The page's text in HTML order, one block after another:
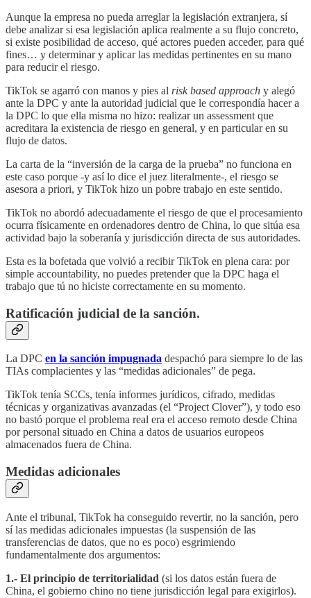
Aunque la empresa no pueda arreglar la legislación extranjera, sí
debe analizar si esa legislación aplica realmente a su flujo concreto,
si existe posibilidad de acceso, qué actores pueden acceder, para qué
fines… y determinar y aplicar las medidas pertinentes en su mano
para reducir el riesgo.
TikTok se agarró con manos y pies al risk based approach y alegó
ante la DPC y ante la autoridad judicial que le correspondía hacer a
la DPC lo que ella misma no hizo: realizar un assessment que
acreditara la existencia de riesgo en general, y en particular en su
flujo de datos.
La carta de la “inversión de la carga de la prueba” no funciona en
este caso porque -y así lo dice el juez literalmente-, el riesgo se
asesora a priori, y TikTok hizo un pobre trabajo en este sentido.
TikTok no abordó adecuadamente el riesgo de que el procesamiento
ocurra físicamente en ordenadores dentro de China, lo que sitúa esa
actividad bajo la soberanía y jurisdicción directa de sus autoridades.
Esta es la bofetada que volvió a recibir TikTok en plena cara: por
simple accountability, no puedes pretender que la DPC haga el
trabajo que tú no hiciste correctamente en su momento.
Ratificación judicial de la sanción.
La DPC en la sanción impugnada despachó para siempre lo de las
TIAs complacientes y las “medidas adicionales” de pega.
TikTok tenía SCCs, tenía informes jurídicos, cifrado, medidas
técnicas y organizativas avanzadas (el “Project Clover”), y todo eso
no bastó porque el problema real era el acceso remoto desde China
por personal situado en China a datos de usuarios europeos
almacenados fuera de China.
Medidas adicionales
Ante el tribunal, TikTok ha conseguido revertir, no la sanción, pero
sí las medidas adicionales impuestas (la suspensión de las
transferencias de datos, que no es poco) esgrimiendo
fundamentalmente dos argumentos:
1.- El principio de territorialidad (si los datos están fuera de
China, el gobierno chino no tiene jurisdicción legal para exigirlos).